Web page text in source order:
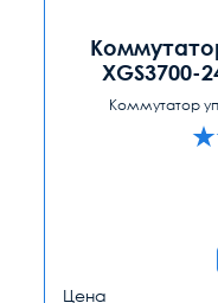
XGS3700-
Коммутатор
Цена